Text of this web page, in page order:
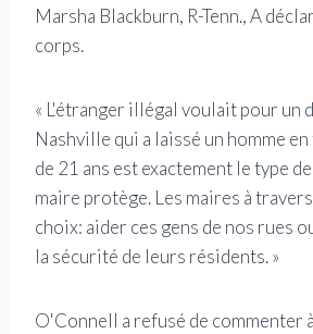
Marsha Blackburn, R-Tenn., A
corps.
« L'étranger illégal voulait pour un
Nashville qui a laissé un homme
de 21 ans est exactement le type
maire protège. Les maires à
choix: aider ces gens de nos rues
la sécurité de leurs résidents. »
O'Connell a refusé de commenter